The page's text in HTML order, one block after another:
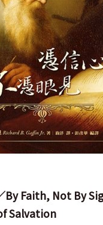
By Faith, Not By
Salvation